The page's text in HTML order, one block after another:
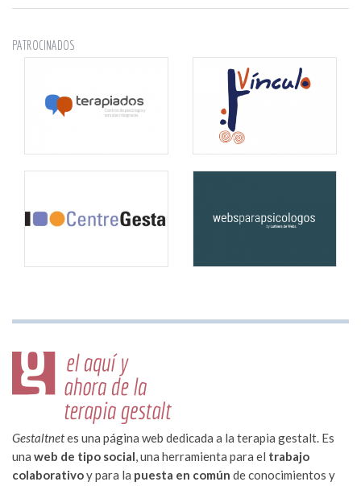
PATROCINADOS
Gestaltnetes una página web dedicada a la terapia gestalt. Es
una web de tipo social, una herramienta para el trabajo
colaborativoy para la puesta en común de conocimientos y